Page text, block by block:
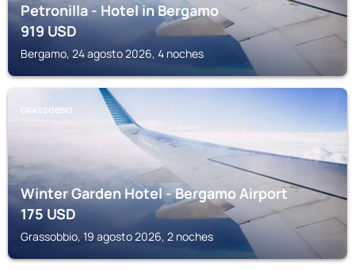
Petronilla - Hotel in Bergamo
919USD
Bergamo, 24 agosto 2026, 4 noches
GRASSOBBIO
Winter Garden Hotel - Bergamo Airport
175USD
Grassobbio, 19 agosto 2026, 2 noches